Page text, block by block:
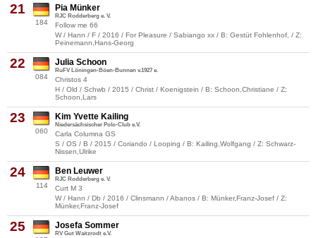
21
184
Pia Münker
RJC Rodderberg e. V.
Follow me 66
W / Hann / F / 2016 / For Pleasure / Sabiango xx / B: Gestüt Fohlenhof, / Z:
Peinemann,Hans-Georg
22
084
Julia Schoon
RuFV Löningen-Böen-Bunnen v.1927 e.
Christos 4
H / Old / Schwb / 2015 / Christ / Koenigstein / B: Schoon,Christiane / Z:
Schoon,Lars
23
060
Kim Yvette Kailing
Niedersächsischer Polo-Club e.V.
Carla Columna GS
S / OS / B / 2015 / Coriando / Looping / B: Kailing,Wolfgang / Z: Schwarz-
Nissen,Ulrike
24
114
Ben Leuwer
RJC Rodderberg e. V.
Curt M 3
W / Hann / Db / 2016 / Clinsmann / Abanos / B: Münker,Franz-Josef / Z:
Münker,Franz-Josef
25 Josefa Sommer
RV Gut Waitzrodt e.V.